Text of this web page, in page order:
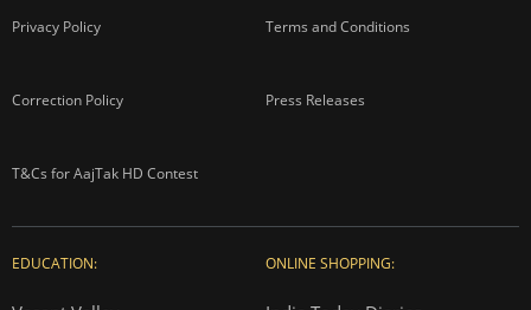
Privacy Policy Terms and Conditions
Correction Policy Press Releases
T&Cs for AajTak HD Contest
EDUCATION: ONLINE SHOPPING: